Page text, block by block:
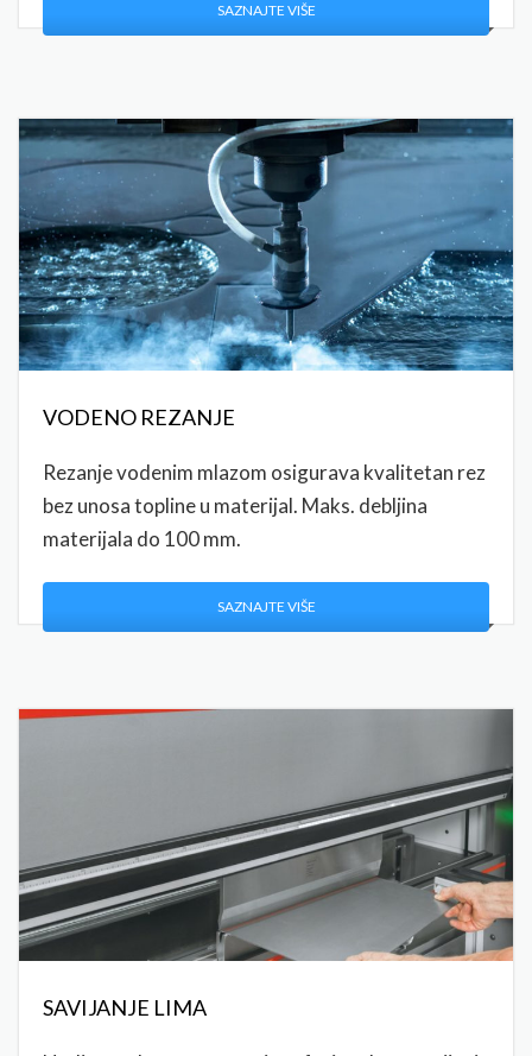
SAZNAJTE VIŠE
VODENO REZANJE
Rezanje vodenim mlazom osigurava kvalitetan rez
bez unosa topline u materijal. Maks. debljina
materijala do 100 mm.
SAZNAJTE VIŠE
SAVIJANJE LIMA